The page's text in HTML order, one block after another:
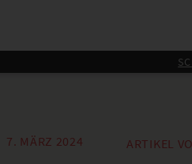
7. MÄRZ 2024 ARTIKEL